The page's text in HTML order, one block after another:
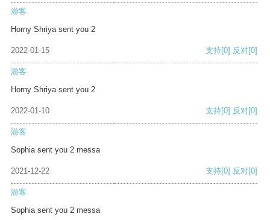
游客
Horny Shriya sent you 2
2022-01-15 支持[0] 反对[0]
游客
Horny Shriya sent you 2
2022-01-10 支持[0] 反对[0]
游客
Sophia sent you 2 messa
2021-12-22 支持[0] 反对[0]
游客
Sophia sent you 2 messa